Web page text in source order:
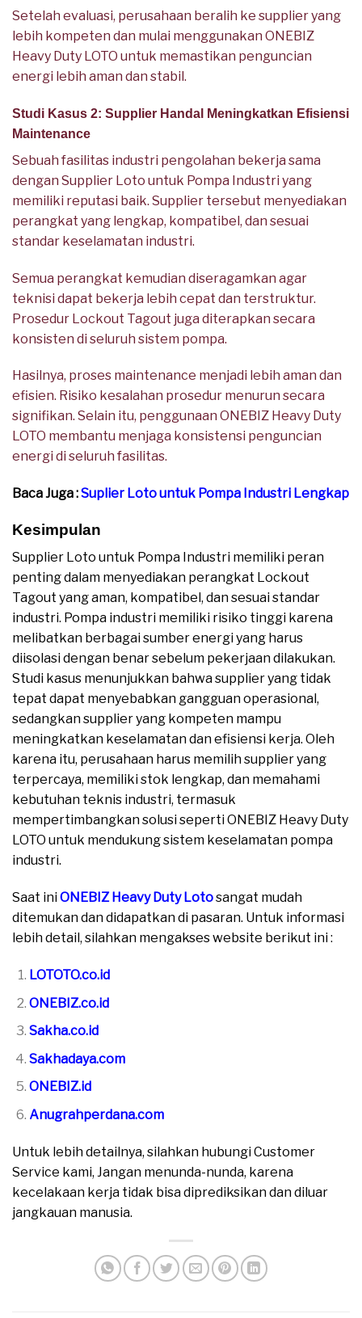
Setelah evaluasi, perusahaan beralih ke supplier yang
lebih kompeten dan mulai menggunakan ONEBIZ
Heavy Duty LOTO untuk memastikan penguncian
energi lebih aman dan stabil.
Studi Kasus 2: Supplier Handal Meningkatkan Efisiensi
Maintenance
Sebuah fasilitas industri pengolahan bekerja sama
dengan Supplier Loto untuk Pompa Industri yang
memiliki reputasi baik. Supplier tersebut menyediakan
perangkat yang lengkap, kompatibel, dan sesuai
standar keselamatan industri.
Semua perangkat kemudian diseragamkan agar
teknisi dapat bekerja lebih cepat dan terstruktur.
Prosedur Lockout Tagout juga diterapkan secara
konsisten di seluruh sistem pompa.
Hasilnya, proses maintenance menjadi lebih aman dan
efisien. Risiko kesalahan prosedur menurun secara
signifikan. Selain itu, penggunaan ONEBIZ Heavy Duty
LOTO membantu menjaga konsistensi penguncian
energi di seluruh fasilitas.
Baca Juga :Suplier Loto untuk Pompa Industri Lengkap
Kesimpulan
Supplier Loto untuk Pompa Industri memiliki peran
penting dalam menyediakan perangkat Lockout
Tagout yang aman, kompatibel, dan sesuai standar
industri. Pompa industri memiliki risiko tinggi karena
melibatkan berbagai sumber energi yang harus
diisolasi dengan benar sebelum pekerjaan dilakukan.
Studi kasus menunjukkan bahwa supplier yang tidak
tepat dapat menyebabkan gangguan operasional,
sedangkan supplier yang kompeten mampu
meningkatkan keselamatan dan efisiensi kerja. Oleh
karena itu, perusahaan harus memilih supplier yang
terpercaya, memiliki stok lengkap, dan memahami
kebutuhan teknis industri, termasuk
mempertimbangkan solusi seperti ONEBIZ Heavy Duty
LOTO untuk mendukung sistem keselamatan pompa
industri.
Saat iniONEBIZ Heavy Duty Lotosangat mudah
ditemukan dan didapatkan di pasaran. Untuk informasi
lebih detail, silahkan mengakses website berikut ini :
LOTOTO.co.id
ONEBIZ.co.id
Sakha.co.id
Sakhadaya.com
ONEBIZ.id
Anugrahperdana.com
Untuk lebih detailnya, silahkan hubungi Customer
Service kami, Jangan menunda-nunda, karena
kecelakaan kerja tidak bisa diprediksikan dan diluar
jangkauan manusia.